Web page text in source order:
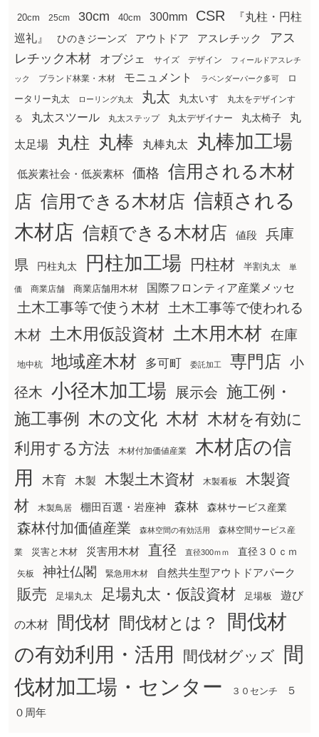
20cm 25cm 30cm 40cm 300mm CSR
『丸柱・円柱
巡礼』
ひのきジーンズ アウトドア アスレチック
アス
レチック木材
オブジェ サイズ デザイン フィールドアスレチ
ック ブランド林業・木材 モニュメント ラベンダーパーク多可
ロ
ータリー丸太
ローリング丸太 丸太 丸太いす
丸太をデザインす
る
丸太スツール 丸太ステップ 丸太デザイナー 丸太椅子 丸
太足場 丸柱 丸棒 丸棒丸太 丸棒加工場
低炭素社会・低炭素杯 価格
信用される木材
店 信用できる木材店 信頼される
木材店 信頼できる木材店 値段
兵庫
県
円柱丸太 円柱加工場 円柱材 半割丸太 単
価 商業店舗 商業店舗用木材 国際フロンティア産業メッセ
土木工事等で使う木材
土木工事等で使われる
木材
土木用仮設資材 土木用木材 在庫
地中杭 地域産木材 多可町 委託加工 専門店 小
径木 小径木加工場 展示会 施工例・
施工事例
木の文化 木材 木材を有効に
利用する方法
木材付加価値産業
木材店の信
用
木育 木製 木製土木資材 木製看板
木製資
材
木製鳥居 棚田百選・岩座神 森林 森林サービス産業
森林付加価値産業 森林空間の有効活用 森林空間サービス産
業 災害と木材 災害用木材 直径 直径300ｍｍ 直径３０ｃｍ
矢板 神社仏閣 緊急用木材 自然共生型アウトドアパーク
販売 足場丸太 足場丸太・仮設資材 足場板 遊び
の木材 間伐材 間伐材とは？
間伐材
の有効利用・活用
間伐材グッズ
間
伐材加工場・センター
３０センチ
５
０周年